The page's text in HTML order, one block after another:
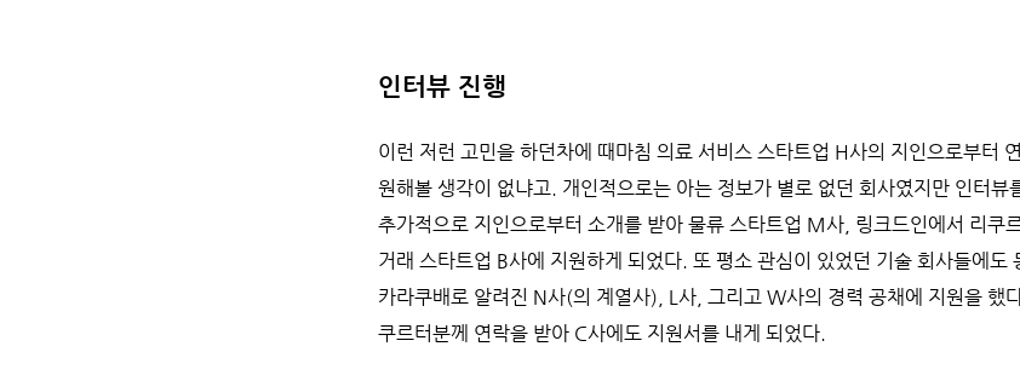
인터뷰 진행
이런 저런 고민을 하던차에 때마침 의료 서비스 스타트업 H사의 지인으로부터
원해볼 생각이 없냐고. 개인적으로는 아는 정보가 별로 없던 회사였지만 인터뷰
추가적으로 지인으로부터 소개를 받아 물류 스타트업 M사, 링크드인에서 리쿠
거래 스타트업 B사에 지원하게 되었다. 또 평소 관심이 있었던 기술 회사들에도
카라쿠배로 알려진 N사(의 계열사), L사, 그리고 W사의 경력 공채에 지원을 했
쿠르터분께 연락을 받아 C사에도 지원서를 내게 되었다.